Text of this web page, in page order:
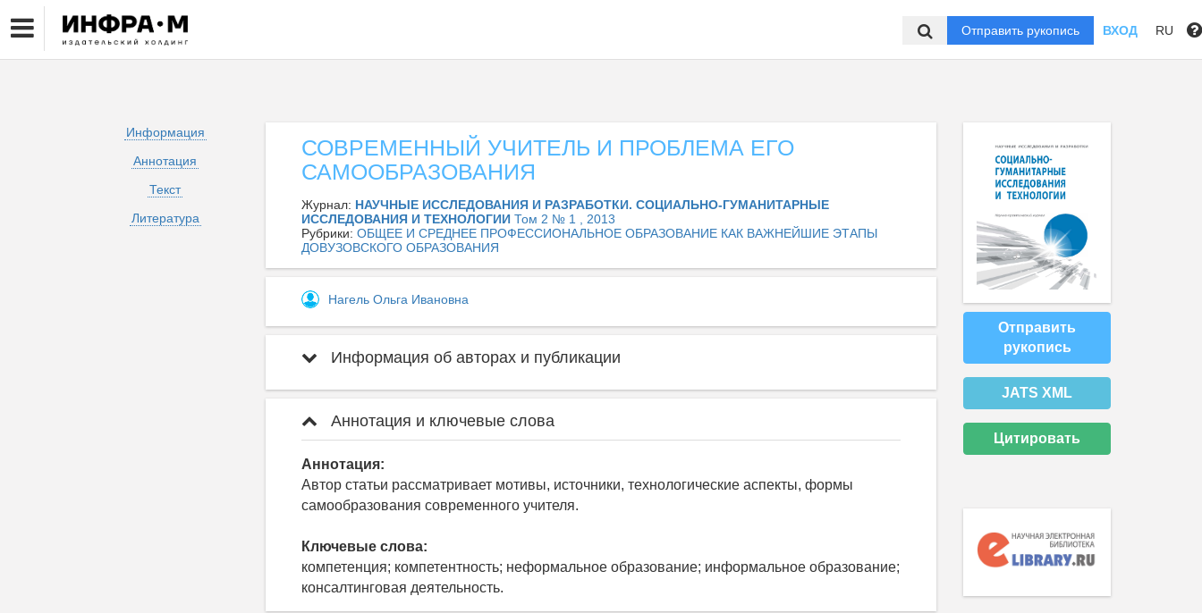
Отправить рукопись ВХОД RU
Информация
Аннотация
Текст
Литература
СОВРЕМЕННЫЙ УЧИТЕЛЬ И ПРОБЛЕМА ЕГО
САМООБРАЗОВАНИЯ
Журнал: НАУЧНЫЕ ИССЛЕДОВАНИЯ И РАЗРАБОТКИ. СОЦИАЛЬНО-ГУМАНИТАРНЫЕ
ИССЛЕДОВАНИЯ И ТЕХНОЛОГИИ Том 2 № 1 , 2013
Рубрики: ОБЩЕЕ И СРЕДНЕЕ ПРОФЕССИОНАЛЬНОЕ ОБРАЗОВАНИЕ КАК ВАЖНЕЙШИЕ ЭТАПЫ
ДОВУЗОВСКОГО ОБРАЗОВАНИЯ
Нагель Ольга Ивановна
Информация об авторах и публикации
Аннотация и ключевые слова
Аннотация:
Автор статьи рассматривает мотивы, источники, технологические аспекты, формы
самообразования современного учителя.
Ключевые слова:
компетенция; компетентность; неформальное образование; информальное образование;
консалтинговая деятельность.
Отправить
рукопись
JATS XML
Цитировать